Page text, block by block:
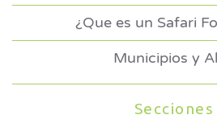
¿Que es un Safari
Municipios y
Secciones